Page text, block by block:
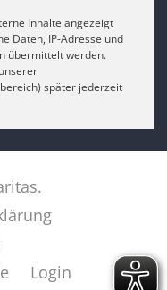
Inhalte angezeigt
Daten, IP-Adresse und
übermittelt werden.
später jederzeit
Login